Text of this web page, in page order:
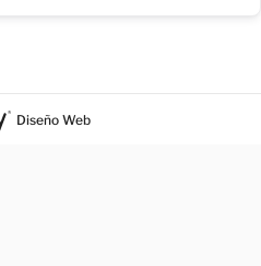
Diseño Web